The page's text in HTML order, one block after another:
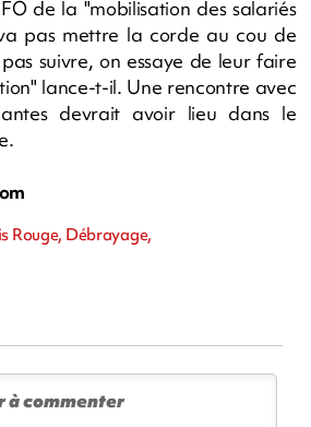
de la "mobilisation des salariés
pas mettre la corde au cou de
suivre, on essaye de leur faire
lance-t-il. Une rencontre avec
devrait avoir lieu dans le
Rouge, Débrayage,